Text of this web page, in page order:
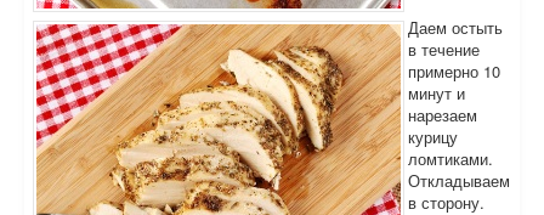
Даем остыть
в течение
примерно 10
минут и
нарезаем
курицу
ломтиками.
Откладываем
в сторону.